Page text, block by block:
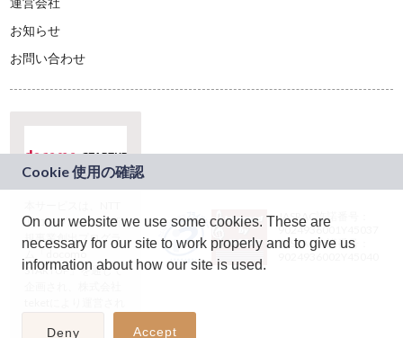
お知らせ
お問い合わせ
ドコモグループの新
規事業創出プログラ
ム「docomo
STARTUP」を通じて
JASRAC許諾番号：
9024936001Y45037
JASRAC許諾番号：
On our website we use some cookies. These are
necessary for our site to work properly and to give us
information about how our site is used.
Deny Accept